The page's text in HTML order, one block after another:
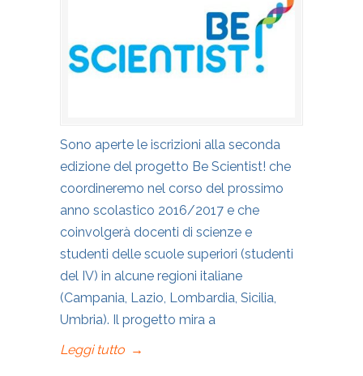
Sono aperte le iscrizioni alla seconda
edizione del progetto Be Scientist! che
coordineremo nel corso del prossimo
anno scolastico 2016/2017 e che
coinvolgerà docenti di scienze e
studenti delle scuole superiori (studenti
del IV) in alcune regioni italiane
(Campania, Lazio, Lombardia, Sicilia,
Umbria). Il progetto mira a
Leggi tutto →